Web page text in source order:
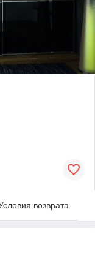
возврата